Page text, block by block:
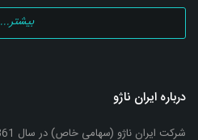
بیشتر...
درباره ایران ناژو